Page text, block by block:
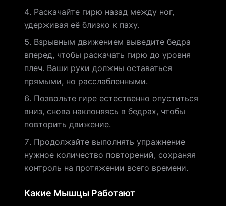
Раскачайте гирю назад между ног,
удерживая её близко к паху.
Взрывным движением выведите бедра
вперед, чтобы раскачать гирю до уровня
плеч. Ваши руки должны оставаться
прямыми, но расслабленными.
Позвольте гире естественно опуститься
вниз, снова наклоняясь в бедрах, чтобы
повторить движение.
Продолжайте выполнять упражнение
нужное количество повторений, сохраняя
контроль на протяжении всего времени.
Какие Мышцы Работают